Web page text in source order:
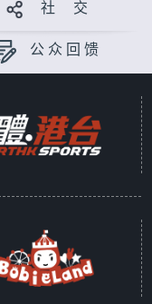
社 交
公众回馈